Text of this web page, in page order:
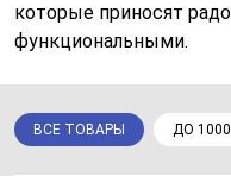
которые приносят
функциональными.
ВСЕ ТОВАРЫ ДО